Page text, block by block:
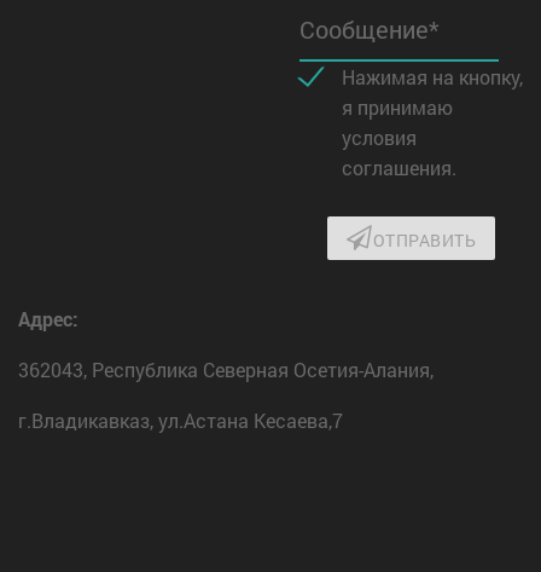
Сообщение*
Нажимая на кнопку,
я принимаю
условия
соглашения.
ОТПРАВИТЬ
Адрес:
362043, Республика Северная Осетия-Алания,
г.Владикавказ, ул.Астана Кесаева,7